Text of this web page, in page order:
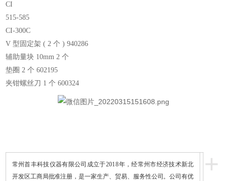
CI
515-585
CI-300C
V 型固定架 ( 2 个 ) 940286
辅助量块 10mm 2 个
垫圈 2 个 602195
夹钳螺丝刀 1 个 600324
+
常州首丰科技仪器有限公司成立于2018年，经常州市经济技术新北
开发区工商局批准注册，是一家生产、贸易、服务性公司。公司有优